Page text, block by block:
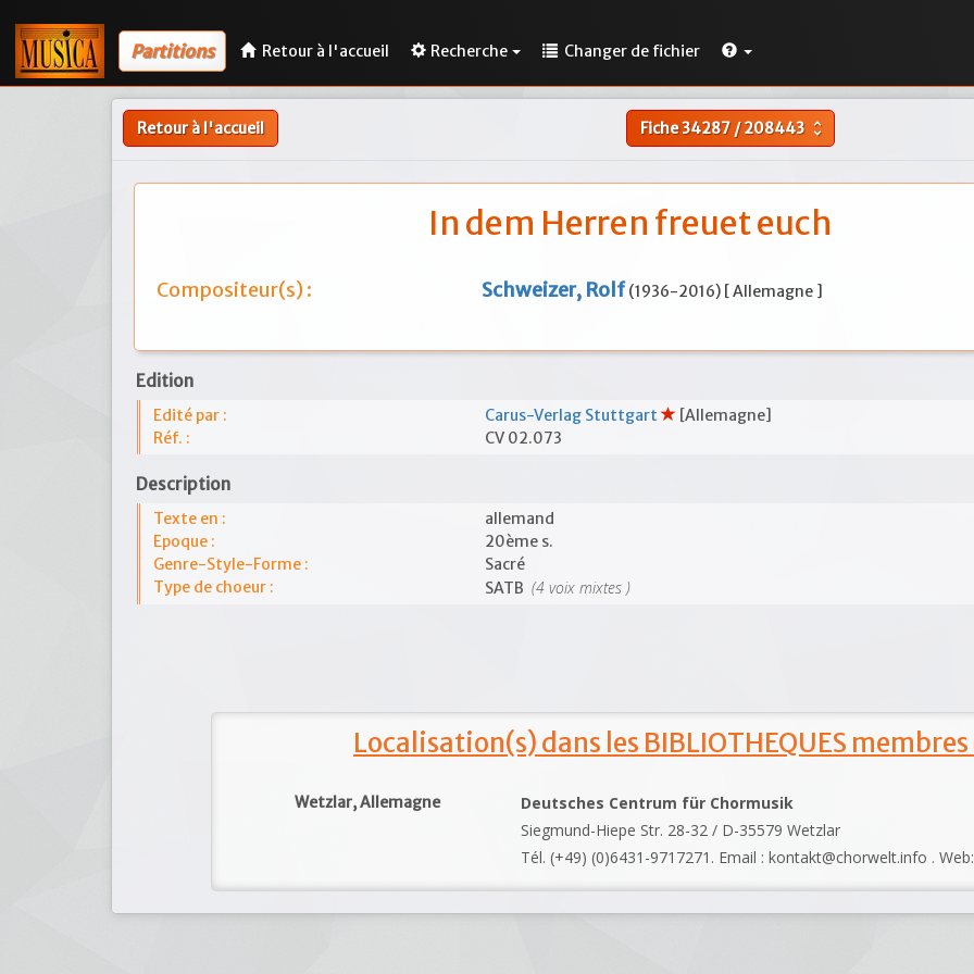
Partitions Retour à l'accueil Recherche Changer de fichier
Retour à l'accueil Fiche34287/208443 unfold_more
In dem Herren freuet euch
Compositeur(s) : Schweizer, Rolf (1936-2016) [ Allemagne ]
Edition
Edité par : Carus-Verlag Stuttgart
[Allemagne]
Réf. :
CV 02.073
Description
Texte en :
allemand
Epoque :
20ème s.
Genre-Style-Forme :
Sacré
Type de choeur :
SATB (4 voix mixtes )
Localisation(s) dans les BIBLIOTHEQUES membres
Wetzlar, Allemagne
Deutsches Centrum für Chormusik
Siegmund-Hiepe Str. 28-32 / D-35579 Wetzlar
Tél. (+49) (0)6431-9717271. Email : kontakt@chorwelt.info .